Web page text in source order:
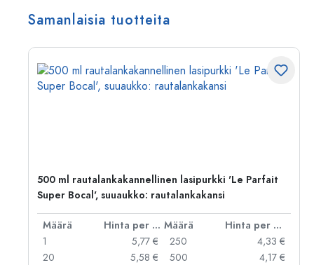
Samanlaisia tuotteita
500 ml rautalankakannellinen lasipurkki 'Le Parfait
Super Bocal', suuaukko: rautalankakansi
Määrä Hinta per kpl Määrä
Hinta per kpl
1
5,77 €
20
5,58 €
250
4,33 €
500
4,17 €